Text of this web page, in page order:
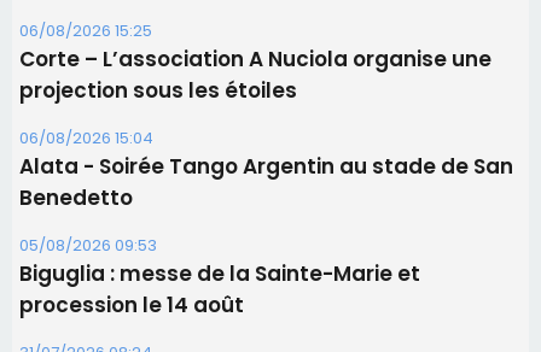
06/08/2026 15:25
Corte – L’association A Nuciola organise une
projection sous les étoiles
06/08/2026 15:04
Alata - Soirée Tango Argentin au stade de San
Benedetto
05/08/2026 09:53
Biguglia : messe de la Sainte-Marie et
procession le 14 août